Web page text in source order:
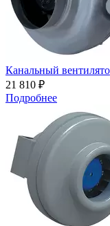
Канальный
21 810 ₽
Подробнее